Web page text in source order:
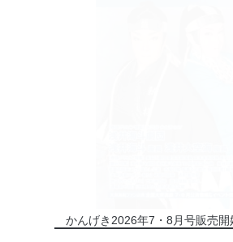
かんげき2026年7・8月号販売開